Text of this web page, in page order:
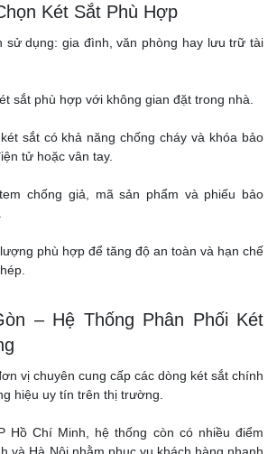
Két Sắt Phù Hợp
sử dụng: gia đình, văn phòng hay lưu trữ tài
sắt phù hợp với không gian đặt trong nhà.
sắt có khả năng chống cháy và khóa bảo
tử hoặc vân tay.
chống giả, mã sản phẩm và phiếu bảo
phù hợp để tăng độ an toàn và hạn chế
– Hệ Thống Phân Phối Két
vị chuyên cung cấp các dòng két sắt chính
hiệu uy tín trên thị trường.
Hồ Chí Minh, hệ thống còn có nhiều điểm